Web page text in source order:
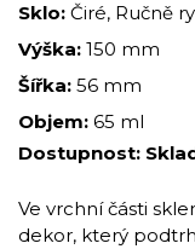
Sklo: Čiré, Ručně
Výška: 150 mm
Šířka: 56 mm
Objem: 65 ml
Dostupnost:
Ve vrchní části
dekor, který